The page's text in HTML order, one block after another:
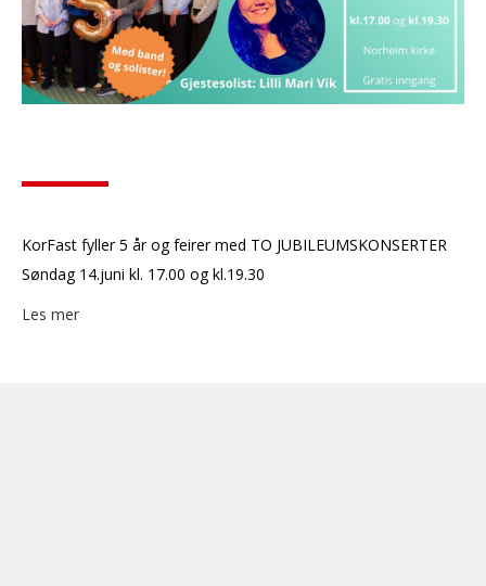
KorFast fyller 5 år og feirer med TO JUBILEUMSKONSERTER
Søndag 14.juni kl. 17.00 og kl.19.30
Les mer